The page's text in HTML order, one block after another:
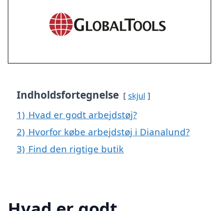
Indholdsfortegnelse skjul
1) Hvad er godt arbejdstøj?
2) Hvorfor købe arbejdstøj i Dianalund?
3) Find den rigtige butik